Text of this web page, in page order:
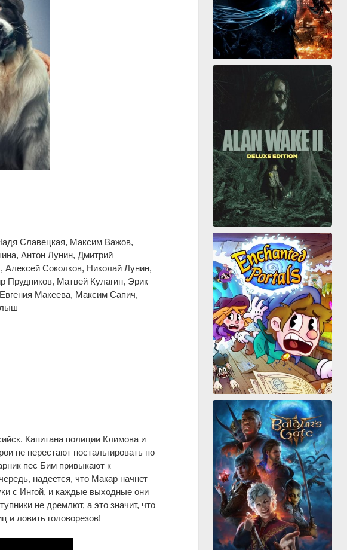
Славецкая, Максим Важов,
Антон Лунин, Дмитрий
Соколков, Николай Лунин,
Прудников, Матвей Кулагин, Эрик
Макеева, Максим Сапич,
Капитана полиции Климова и
не перестают ностальгировать по
пес Бим привыкают к
надеется, что Макар начнет
с Ингой, и каждые выходные они
не дремлют, а это значит, что
и ловить головорезов!